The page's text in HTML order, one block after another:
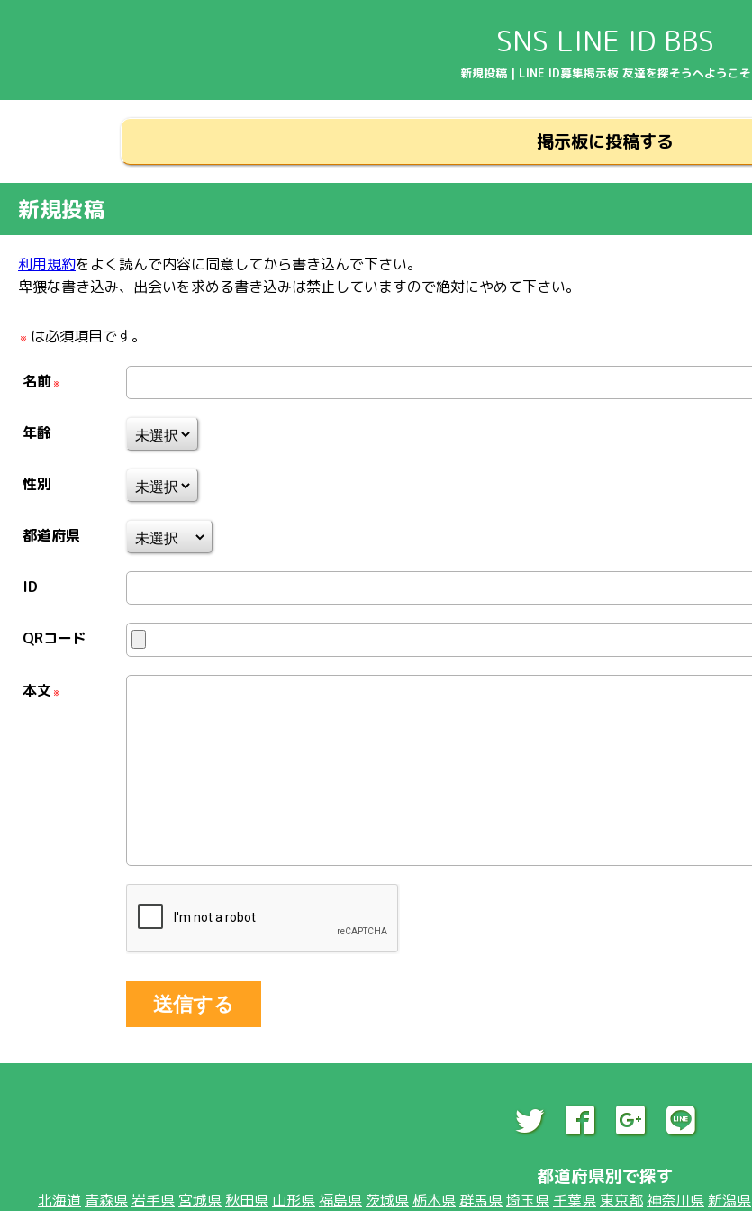
SNS LINE ID BBS
新規投稿 | LINE ID募集掲示板 友達を探そうへようこそ
掲示板に投稿する
新規投稿
利用規約をよく読んで内容に同意してから書き込んで下さい。
卑猥な書き込み、出会いを求める書き込みは禁止していますので絶対にやめて下さい。
※ は必須項目です。
名前 ※
年齢
性別
都道府県
ID
QRコード
本文 ※
送信する
都道府県別で探す
北海道 青森県 岩手県 宮城県 秋田県 山形県福島県 茨城県 栃木県群馬県埼玉県 千葉県 東京都神奈川県 新潟県